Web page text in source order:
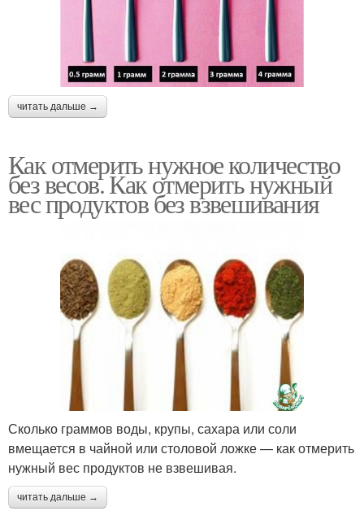
читать дальше →
Как отмерить нужное количество
без весов. Как отмерить нужный
вес продуктов без взвешивания
Сколько граммов воды, крупы, сахара или соли
вмещается в чайной или столовой ложке — как отмерить
нужный вес продуктов не взвешивая.
читать дальше →